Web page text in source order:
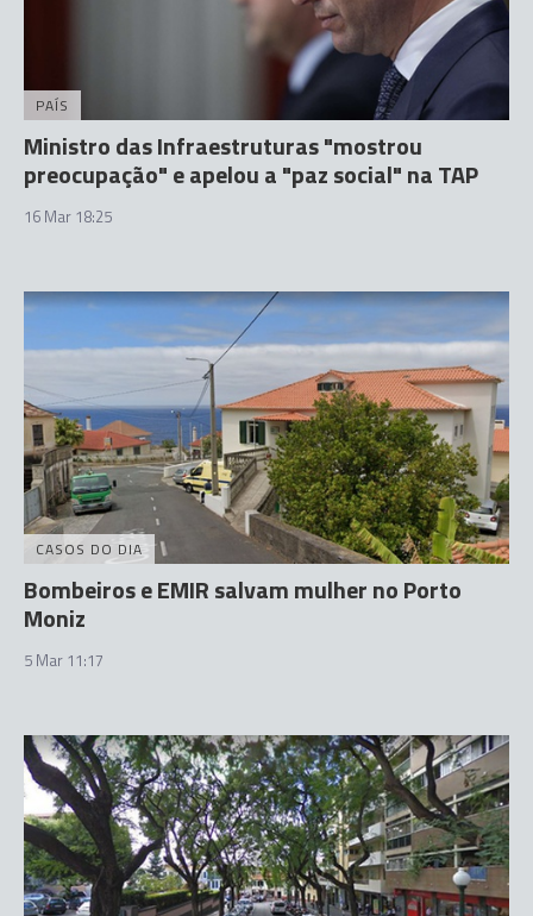
PAÍS
Ministro das Infraestruturas "mostrou
preocupação" e apelou a "paz social" na TAP
16 Mar 18:25
CASOS DO DIA
Bombeiros e EMIR salvam mulher no Porto
Moniz
5 Mar 11:17